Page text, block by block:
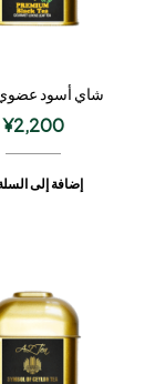
شاي أسود عضوي
¥2,200
إضافة إلى